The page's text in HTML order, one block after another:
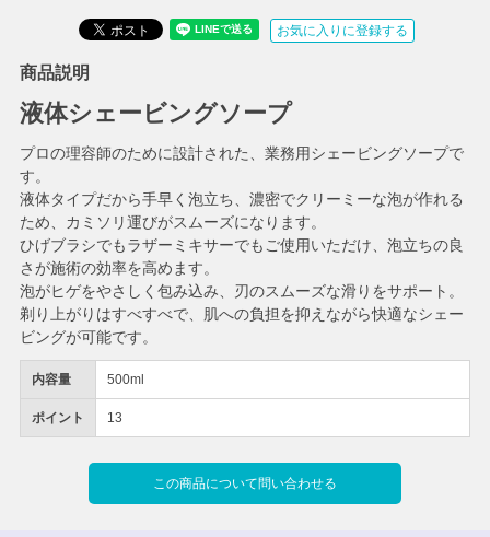
内容量 500ml
ポイント 13
お気に入りに登録する
この商品について問い合わせる
商品説明
液体シェービングソープ
プロの理容師のために設計された、業務用シェービングソープで
す。
液体タイプだから手早く泡立ち、濃密でクリーミーな泡が作れる
ため、カミソリ運びがスムーズになります。
ひげブラシでもラザーミキサーでもご使用いただけ、泡立ちの良
さが施術の効率を高めます。
泡がヒゲをやさしく包み込み、刃のスムーズな滑りをサポート。
剃り上がりはすべすべで、肌への負担を抑えながら快適なシェー
ビングが可能です。